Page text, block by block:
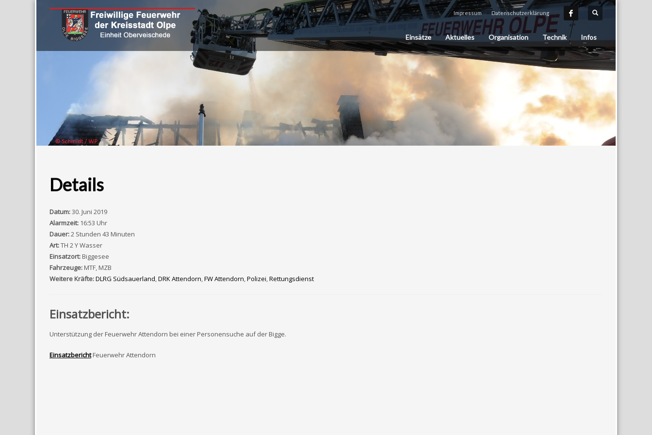
Impressum Datenschutzerklärung
Einsätze Aktuelles Organisation Technik Infos
Details
Datum:30. Juni 2019
Alarmzeit: 16:53 Uhr
Dauer:2 Stunden 43 Minuten
Art:TH 2 Y Wasser
Einsatzort:Biggesee
Fahrzeuge:MTF, MZB
Weitere Kräfte:DLRG Südsauerland,DRK Attendorn,FW Attendorn,Polizei,Rettungsdienst
Einsatzbericht:
Unterstützung der Feuerwehr Attendorn bei einer Personensuche auf der Bigge.
EinsatzberichtFeuerwehr Attendorn